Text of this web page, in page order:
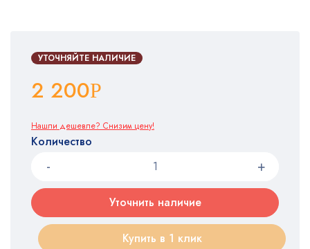
УТОЧНЯЙТЕ НАЛИЧИЕ
2 200Р
Нашли дешевле? Снизим цену!
Количество
Уточнить наличие
Купить в 1 клик